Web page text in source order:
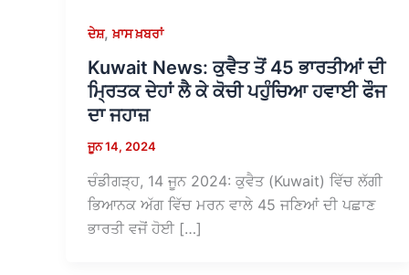
ਦੇਸ਼,ਖ਼ਾਸ ਖ਼ਬਰਾਂ
Kuwait News: ਕੁਵੈਤ ਤੋਂ 45 ਭਾਰਤੀਆਂ ਦੀ
ਮ੍ਰਿਤਕ ਦੇਹਾਂ ਲੈ ਕੇ ਕੋਚੀ ਪਹੁੰਚਿਆ ਹਵਾਈ ਫੌਜ
ਦਾ ਜਹਾਜ਼
ਜੂਨ 14, 2024
ਚੰਡੀਗੜ੍ਹ, 14 ਜੂਨ 2024: ਕੁਵੈਤ (Kuwait) ਵਿੱਚ ਲੱਗੀ
ਭਿਆਨਕ ਅੱਗ ਵਿੱਚ ਮਰਨ ਵਾਲੇ 45 ਜਣਿਆਂ ਦੀ ਪਛਾਣ
ਭਾਰਤੀ ਵਜੋਂ ਹੋਈ […]